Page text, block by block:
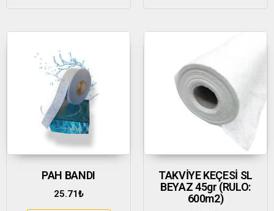
PAH BANDI
25.71₺
TAKVİYE KEÇESİ SL
BEYAZ 45gr (RULO:
600m2)